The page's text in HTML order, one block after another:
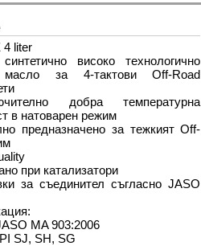
liter
високо технологично
масло за 4-тактови Off-Road
добра температурна
в натоварен режим
предназначено за тежкият Off-
при катализатори
за съединител съгласно JASO
MA 903:2006
SJ, SH, SG